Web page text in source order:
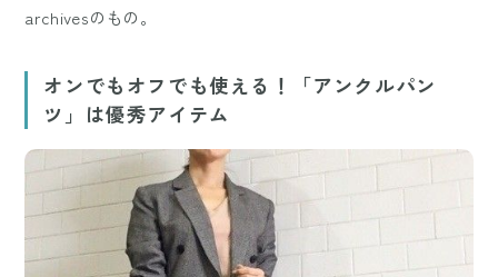
archivesのもの。
オンでもオフでも使える！「アンクルパン
ツ」は優秀アイテム